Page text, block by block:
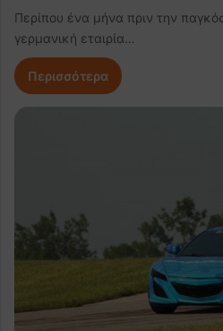
Περίπου ένα μήνα πριν την
γερμανική εταιρία…
Περισσότερα